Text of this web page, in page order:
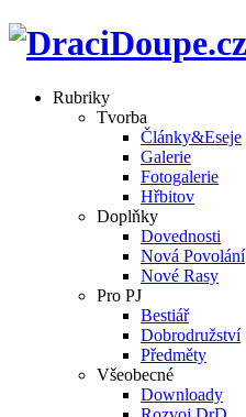
Rubriky
Tvorba
Články&Eseje
Galerie
Fotogalerie
Hřbitov
Doplňky
Dovednosti
Nová Povolání
Nové Rasy
Pro PJ
Bestiář
Dobrodružství
Předměty
Všeobecné
Downloady